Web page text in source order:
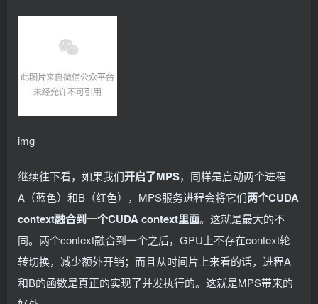
img
继续往下看，如果我们开启了MPS，同样是启动两个进程
A（蓝色）和B（红色），MPS服务进程会将它们两个CUDA
context融合到一个CUDA context里面。这就是最大的不
同。两个context融合到一个之后，GPU上不存在context轮
转切换，减少额外开销；而且从时间片上来看的话，进程A
和B的函数是真正的实现了并发执行的。这就是MPS带来的